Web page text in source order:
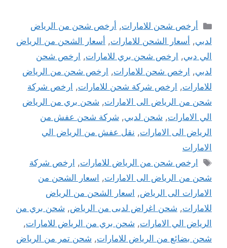
التصنيفات
أرخص شحن للامارات, أرخص شحن من الرياض
لدبي, أسعار الشحن للامارات, أسعار الشحن من الرياض
الي دبي, ارخص شحن بري للامارات, ارخص شحن
لدبي, ارخص شحن للامارات, ارخص شحن من الرياض
للامارات, ارخص شركة شحن للامارات, ارخص شركة
شحن من الرياض الى الامارات, شحن بري من الرياض
الي الامارات, شحن لدبي, شركة شحن عفش من
الرياض الى الامارات, نقل عفش من الرياض الي
الامارات
الوسوم
ارخص شحن من الرياض للامارات, ارخص شركة
شحن من الرياض الى الامارات, اسعار الشحن من
الامارات الى الرياض, اسعار الشحن من الرياض
للامارات, شحن اغراض لدبى من الرياض, شحن بري من
الرياض الي الامارات, شحن بري من الرياض للامارات,
شحن بضائع من الرياض للامارات, شحن تمر من الرياض